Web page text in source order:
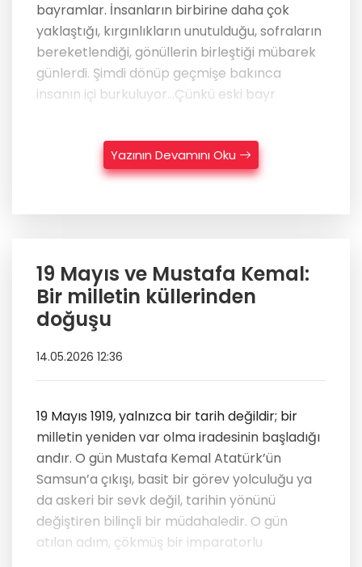
bayramlar. İnsanların birbirine daha çok
yaklaştığı, kırgınlıkların unutulduğu, sofraların
bereketlendiği, gönüllerin birleştiği mübarek
günlerdi. Şimdi dönüp geçmişe bakınca
insanın içi burkuluyor…Çünkü eski bayr
Yazının Devamını Oku
19 Mayıs ve Mustafa Kemal:
Bir milletin küllerinden
doğuşu
14.05.2026 12:36
19 Mayıs 1919, yalnızca bir tarih değildir; bir
milletin yeniden var olma iradesinin başladığı
andır. O gün Mustafa Kemal Atatürk’ün
Samsun’a çıkışı, basit bir görev yolculuğu ya
da askeri bir sevk değil, tarihin yönünü
değiştiren bilinçli bir müdahaledir. O gün
atılan adım, çökmüş bir imparatorlu